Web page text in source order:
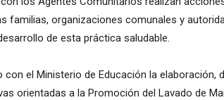
familias, organizaciones comunales y
de esta práctica saludable.
el Ministerio de Educación la elaboración,
orientadas a la Promoción del Lavado de